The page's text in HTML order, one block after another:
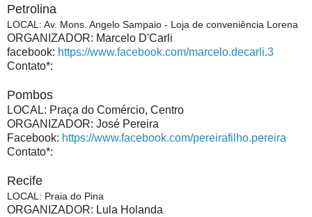
Petrolina
LOCAL: Av. Mons. Angelo Sampaio - Loja de conveniência Lorena
ORGANIZADOR: Marcelo D'Carli
facebook: https://www.facebook.com/marcelo.decarli.3
Contato*:
Pombos
LOCAL: Praça do Comércio, Centro
ORGANIZADOR: José Pereira
Facebook: https://www.facebook.com/pereirafilho.pereira
Contato*:
Recife
LOCAL: Praia do Pina
ORGANIZADOR: Lula Holanda